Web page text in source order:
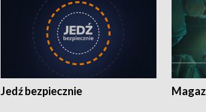
Jedź bezpiecznie